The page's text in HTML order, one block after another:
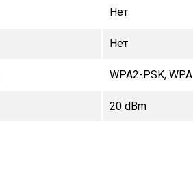
Нет
Нет
WPA2-PSK, WPA
20 dBm